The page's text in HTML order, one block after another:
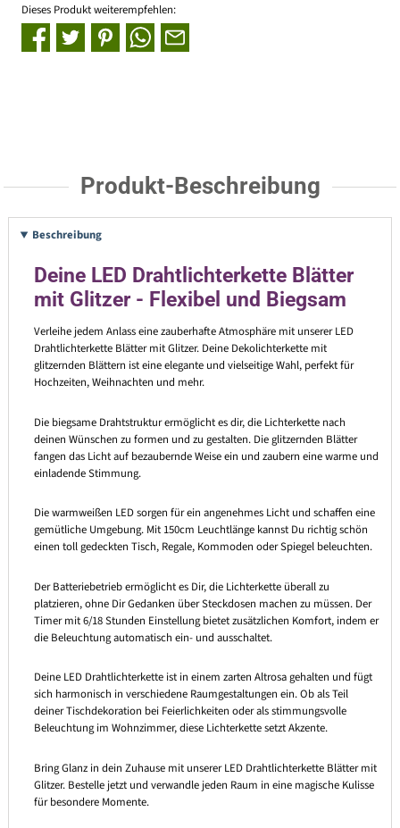
Dieses Produkt weiterempfehlen:
Produkt-Beschreibung
Beschreibung
Deine LED Drahtlichterkette Blätter
mit Glitzer - Flexibel und Biegsam
Verleihe jedem Anlass eine zauberhafte Atmosphäre mit unserer LED
Drahtlichterkette Blätter mit Glitzer. Deine Dekolichterkette mit
glitzernden Blättern ist eine elegante und vielseitige Wahl, perfekt für
Hochzeiten, Weihnachten und mehr.
Die biegsame Drahtstruktur ermöglicht es dir, die Lichterkette nach
deinen Wünschen zu formen und zu gestalten. Die glitzernden Blätter
fangen das Licht auf bezaubernde Weise ein und zaubern eine warme und
einladende Stimmung.
Die warmweißen LED sorgen für ein angenehmes Licht und schaffen eine
gemütliche Umgebung. Mit 150cm Leuchtlänge kannst Du richtig schön
einen toll gedeckten Tisch, Regale, Kommoden oder Spiegel beleuchten.
Der Batteriebetrieb ermöglicht es Dir, die Lichterkette überall zu
platzieren, ohne Dir Gedanken über Steckdosen machen zu müssen. Der
Timer mit 6/18 Stunden Einstellung bietet zusätzlichen Komfort, indem er
die Beleuchtung automatisch ein- und ausschaltet.
Deine LED Drahtlichterkette ist in einem zarten Altrosa gehalten und fügt
sich harmonisch in verschiedene Raumgestaltungen ein. Ob als Teil
deiner Tischdekoration bei Feierlichkeiten oder als stimmungsvolle
Beleuchtung im Wohnzimmer, diese Lichterkette setzt Akzente.
Bring Glanz in dein Zuhause mit unserer LED Drahtlichterkette Blätter mit
Glitzer. Bestelle jetzt und verwandle jeden Raum in eine magische Kulisse
für besondere Momente.